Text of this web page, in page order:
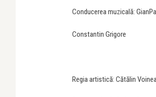
Conducerea muzicală:
Constantin Grigore
Regia artistică: Cătălin